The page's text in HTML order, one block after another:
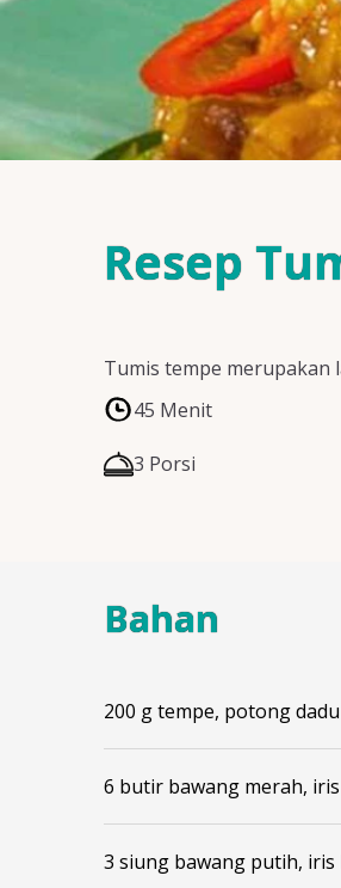
Resep
Tumis tempe merupakan
45 Menit
3 Porsi
Bahan
200 g tempe, potong
6 butir bawang merah,
3 siung bawang putih, iris